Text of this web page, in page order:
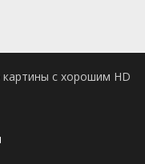
с хорошим HD